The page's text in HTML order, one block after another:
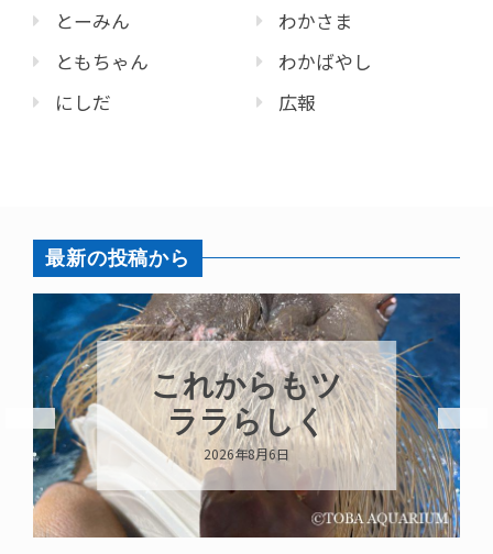
とーみん
ともちゃん
にしだ
わかさま
わかばやし
広報
最新の投稿から
ハロー’s
Birthday!!!
2026年8月6日